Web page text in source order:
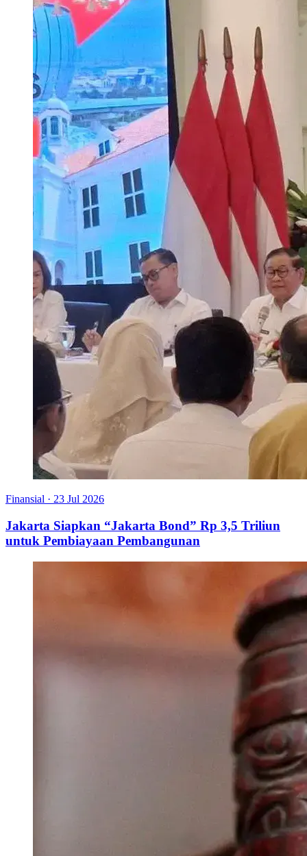
Finansial · 23 Jul 2026
Jakarta Siapkan “Jakarta Bond” Rp 3,5 Triliun
untuk Pembiayaan Pembangunan